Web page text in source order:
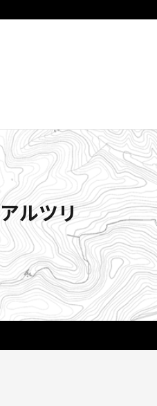
ルツリ